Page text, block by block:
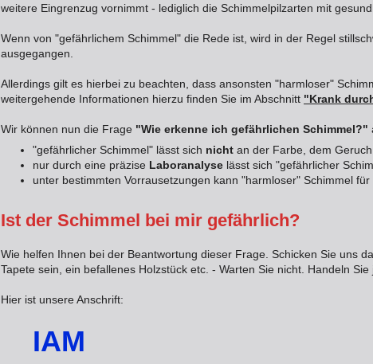
weitere Eingrenzug vornimmt - lediglich die Schimmelpilzarten mit
Wenn von "gefährlichem Schimmel" die Rede ist, wird in der Regel
ausgegangen.
Allerdings gilt es hierbei zu beachten, dass ansonsten "harmloser"
weitergehende Informationen hierzu finden Sie im Abschnitt "Krank
Wir können nun die Frage "Wie erkenne ich gefährlichen Schimmel?"
"gefährlicher Schimmel" lässt sich nicht an der Farbe, dem
nur durch eine präzise Laboranalyse lässt sich "gefährlicher
unter bestimmten Vorrausetzungen kann "harmloser" Schimmel
Ist der Schimmel bei mir gefährlich?
Wie helfen Ihnen bei der Beantwortung dieser Frage. Schicken Sie uns
Tapete sein, ein befallenes Holzstück etc. - Warten Sie nicht. Handeln
Hier ist unsere Anschrift:
IAM